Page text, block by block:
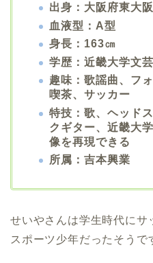
出身：大阪府東大
血液型：A型
身長：163㎝
学歴：近畿大学文
趣味：歌謡曲、フ
喫茶、サッカー
特技：歌、ヘッド
クギター、近畿大
像を再現できる
所属：吉本興業
せいやさんは学生時代にサ
スポーツ少年だったそうで